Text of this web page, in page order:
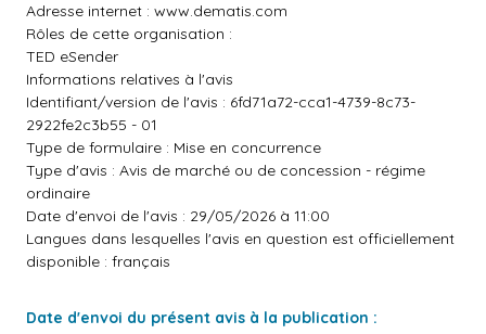
Adresse internet : www.dematis.com
Rôles de cette organisation :
TED eSender
Informations relatives à l'avis
Identifiant/version de l'avis : 6fd71a72-cca1-4739-8c73-
2922fe2c3b55 - 01
Type de formulaire : Mise en concurrence
Type d'avis : Avis de marché ou de concession - régime
ordinaire
Date d'envoi de l'avis : 29/05/2026 à 11:00
Langues dans lesquelles l'avis en question est officiellement
disponible : français
Date d'envoi du présent avis à la publication :